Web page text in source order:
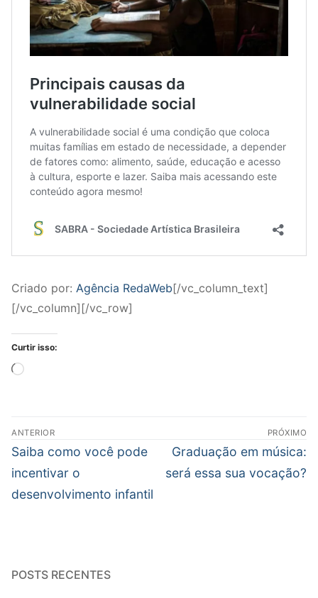
Criado por: Agência RedaWeb[/vc_column_text]
[/vc_column][/vc_row]
Curtir isso:
Carregando...
Navegação
de
Post
ANTERIOR
Post
anterior:
Saiba como você pode
incentivar o
desenvolvimento infantil
PRÓXIMO
Próximo
post:
Graduação em música:
será essa sua vocação?
POSTS RECENTES